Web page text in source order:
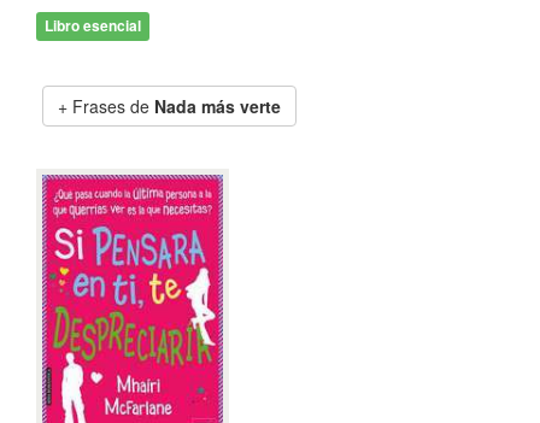
Libro esencial
Frases de Nada más verte